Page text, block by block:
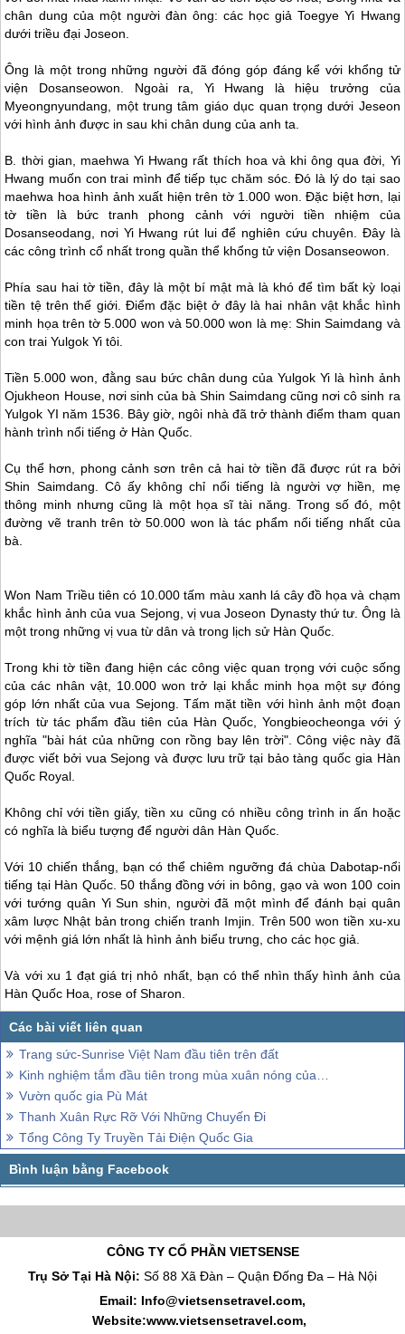
chân dung của một người đàn ông: các học giả Toegye Yi Hwang
dưới triều đại Joseon.
Ông là một trong những người đã đóng góp đáng kể với khổng tử
viện Dosanseowon. Ngoài ra, Yi Hwang là hiệu trưởng của
Myeongnyundang, một trung tâm giáo dục quan trọng dưới Jeseon
với hình ảnh được in sau khi chân dung của anh ta.
B. thời gian, maehwa Yi Hwang rất thích hoa và khi ông qua đời, Yi
Hwang muốn con trai mình để tiếp tục chăm sóc. Đó là lý do tại sao
maehwa hoa hình ảnh xuất hiện trên tờ 1.000 won. Đặc biệt hơn, lại
tờ tiền là bức tranh phong cảnh với người tiền nhiệm của
Dosanseodang, nơi Yi Hwang rút lui để nghiên cứu chuyên. Đây là
các công trình cổ nhất trong quần thể khổng tử viện Dosanseowon.
Phía sau hai tờ tiền, đây là một bí mật mà là khó để tìm bất kỳ loại
tiền tệ trên thế giới. Điểm đặc biệt ở đây là hai nhân vật khắc hình
minh họa trên tờ 5.000 won và 50.000 won là mẹ: Shin Saimdang và
con trai Yulgok Yi tôi.
Tiền 5.000 won, đằng sau bức chân dung của Yulgok Yi là hình ảnh
Ojukheon House, nơi sinh của bà Shin Saimdang cũng nơi cô sinh ra
Yulgok YI năm 1536. Bây giờ, ngôi nhà đã trở thành điểm tham quan
hành trình nổi tiếng ở Hàn Quốc.
Cụ thể hơn, phong cảnh sơn trên cả hai tờ tiền đã được rút ra bởi
Shin Saimdang. Cô ấy không chỉ nổi tiếng là người vợ hiền, mẹ
thông minh nhưng cũng là một họa sĩ tài năng. Trong số đó, một
đường vẽ tranh trên tờ 50.000 won là tác phẩm nổi tiếng nhất của
bà.
Won Nam Triều tiên có 10.000 tấm màu xanh lá cây đồ họa và chạm
khắc hình ảnh của vua Sejong, vị vua Joseon Dynasty thứ tư. Ông là
một trong những vị vua từ dân và trong lịch sử Hàn Quốc.
Trong khi tờ tiền đang hiện các công việc quan trọng với cuộc sống
của các nhân vật, 10.000 won trở lại khắc minh họa một sự đóng
góp lớn nhất của vua Sejong. Tấm mặt tiền với hình ảnh một đoạn
trích từ tác phẩm đầu tiên của Hàn Quốc, Yongbieocheonga với ý
nghĩa "bài hát của những con rồng bay lên trời". Công việc này đã
được viết bởi vua Sejong và được lưu trữ tại bảo tàng quốc gia Hàn
Quốc Royal.
Không chỉ với tiền giấy, tiền xu cũng có nhiều công trình in ấn hoặc
có nghĩa là biểu tượng để người dân Hàn Quốc.
Với 10 chiến thắng, bạn có thể chiêm ngưỡng đá chùa Dabotap-nổi
tiếng tại Hàn Quốc. 50 thắng đồng với in bông, gạo và won 100 coin
với tướng quân Yi Sun shin, người đã một mình để đánh bại quân
xâm lược Nhật bản trong chiến tranh Imjin. Trên 500 won tiền xu-xu
với mệnh giá lớn nhất là hình ảnh biểu trưng, cho các học giả.
Và với xu 1 đạt giá trị nhỏ nhất, bạn có thể nhìn thấy hình ảnh của
Hàn Quốc Hoa, rose of Sharon.
Trang sức-Sunrise Việt Nam đầu tiên trên đất
Kinh nghiệm tắm đầu tiên trong mùa xuân nóng của các núi thần thành viên Đà Nẵng
Vườn quốc gia Pù Mát
Thanh Xuân Rực Rỡ Với Những Chuyến Đi
Tổng Công Ty Truyền Tải Điện Quốc Gia
CÔNG TY CỔ PHẦN VIETSENSE
Trụ Sở Tại Hà Nội: Số 88 Xã Đàn – Quận Đống Đa – Hà Nội
Email: Info@vietsensetravel.com,
Website:www.vietsensetravel.com,